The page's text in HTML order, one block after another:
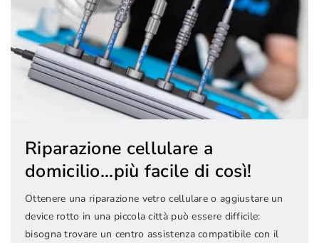
Riparazione cellulare a
domicilio...più facile di così!
Ottenere una riparazione vetro cellulare o aggiustare un
device rotto in una piccola città può essere difficile:
bisogna trovare un centro assistenza compatibile con il